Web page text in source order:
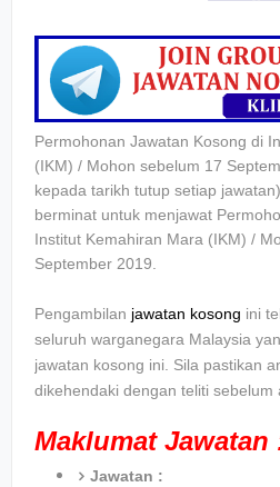
Permohonan Jawatan Kosong di
(IKM) / Mohon sebelum 17
kepada tarikh tutup setiap
berminat untuk menjawat
Institut Kemahiran Mara (IKM) /
September 2019.
Pengambilan jawatan kosong ini
seluruh warganegara Malaysia
jawatan kosong ini. Sila pastikan
dikehendaki dengan teliti sebelum
Maklumat Jawatan
Jawatan :